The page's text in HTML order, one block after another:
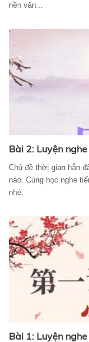
nền văn...
Bài 2: Luyện
Chủ đề thời gian hẳn
nào. Cùng học nghe
nhé.
Bài 1: Luyện